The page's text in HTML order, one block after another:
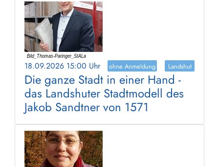
18.09.2026 15:00 Uhr ohne Anmeldung Landshut
Die ganze Stadt in einer Hand -
das Landshuter Stadtmodell des
Jakob Sandtner von 1571